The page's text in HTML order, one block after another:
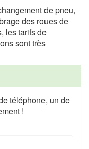
de pneu,
des roues de
les tarifs de
sont très
téléphone, un de
!